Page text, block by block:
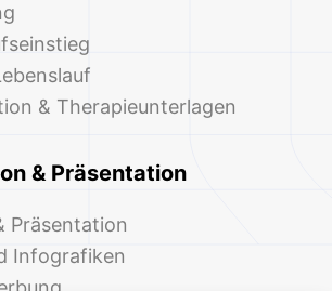
& Therapieunterlagen
& Präsentation
Präsentation
Infografiken